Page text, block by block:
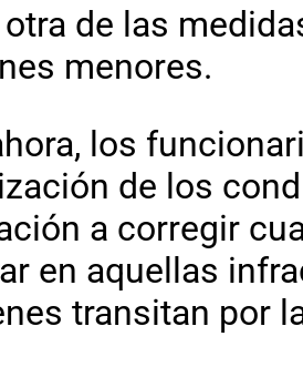
otra de las
menores.
los
de los
a corregir
en aquellas
transitan por